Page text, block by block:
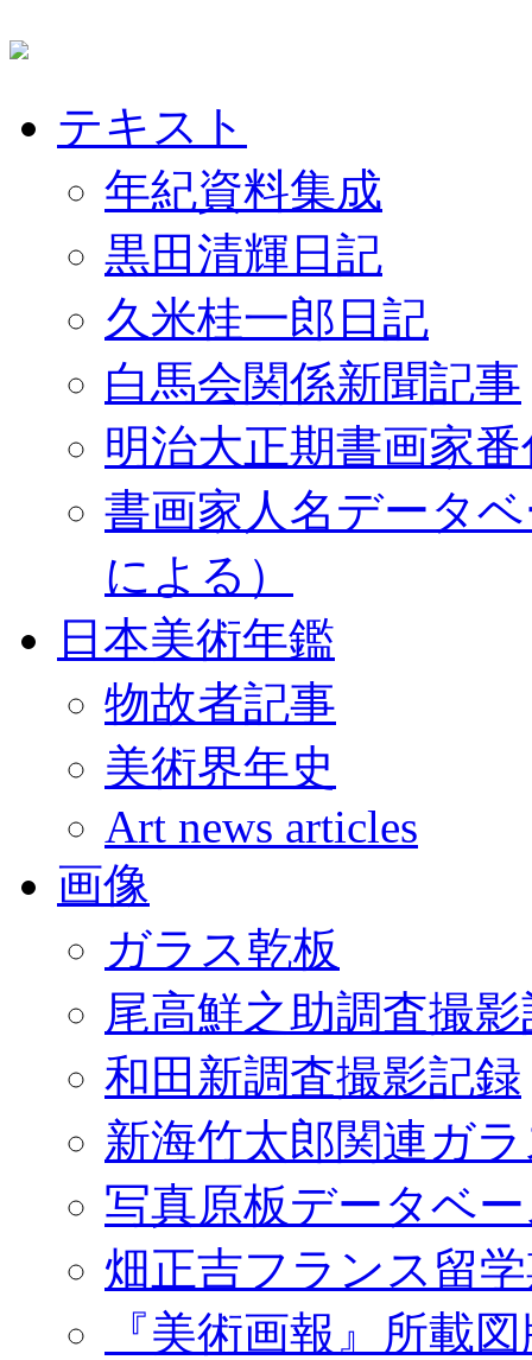
テキスト
年紀資料集成
黒田清輝日記
久米桂一郎日記
白馬会関係新聞記事
明治大正期書画家
書画家人名データ
による）
日本美術年鑑
物故者記事
美術界年史
Art news articles
画像
ガラス乾板
尾高鮮之助調査撮
和田新調査撮影記録
新海竹太郎関連ガ
写真原板データベ
畑正吉フランス留
『美術画報』所載